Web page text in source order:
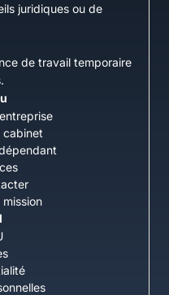
juridiques ou de
de travail temporaire
cabinet